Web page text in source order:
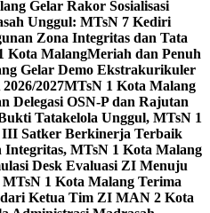
Gelar Rakor Sosialisasi
Unggul: MTsN 7 Kediri
Zona Integritas dan Tata
Kota MalangMeriah dan Penuh
Gelar Demo Ekstrakurikuler
2027MTsN 1 Kota Malang
Delegasi OSN-P dan Rajutan
Tatakelola Unggul, MTsN 1
III Satker Berkinerja Terbaik
Integritas, MTsN 1 Kota Malang
Desk Evaluasi ZI Menuju
1 Kota Malang Terima
Ketua Tim ZI MAN 2 Kota